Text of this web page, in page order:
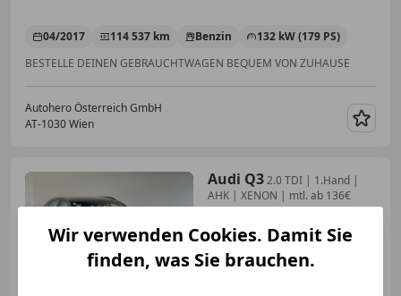
04/2017 114 537 km Benzin
132 kW (179 PS)
BESTELLE DEINEN GEBRAUCHTWAGEN BEQUEM VON ZUHAUSE
Autohero Österreich GmbH
AT-1030 Wien
Audi Q32.0 TDI | 1.Hand |
AHK | XENON | mtl. ab 136€
Wir verwenden Cookies. Damit Sie
finden, was Sie brauchen.